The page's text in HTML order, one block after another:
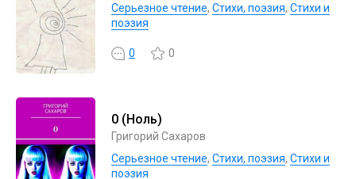
Серьезное чтение, Cтихи, поэзия, Стихи и
поэзия
0 0
0 (Ноль)
Григорий Сахаров
Серьезное чтение, Cтихи, поэзия, Стихи и
поэзия